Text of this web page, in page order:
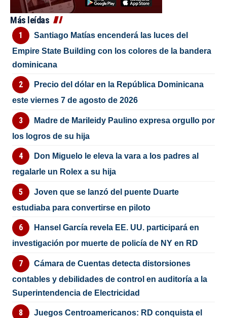
Más leídas
Santiago Matías encenderá las luces del
Empire State Building con los colores de la bandera
dominicana
Precio del dólar en la República Dominicana
este viernes 7 de agosto de 2026
Madre de Marileidy Paulino expresa orgullo por
los logros de su hija
Don Miguelo le eleva la vara a los padres al
regalarle un Rolex a su hija
Joven que se lanzó del puente Duarte
estudiaba para convertirse en piloto
Hansel García revela EE. UU. participará en
investigación por muerte de policía de NY en RD
Cámara de Cuentas detecta distorsiones
contables y debilidades de control en auditoría a la
Superintendencia de Electricidad
Juegos Centroamericanos: RD conquista el